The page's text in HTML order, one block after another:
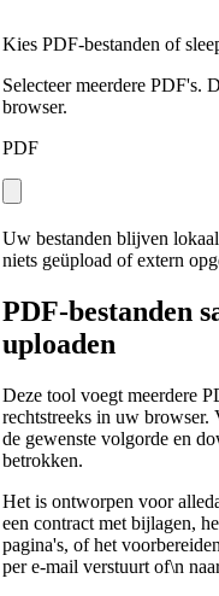
Kies PDF-bestanden of
Selecteer meerdere PDF's.
browser.
PDF
Uw bestanden blijven
niets geüpload of extern
PDF-bestanden
uploaden
Deze tool voegt meerdere
rechtstreeks in uw browser.
de gewenste volgorde en
betrokken.
Het is ontworpen voor
een contract met bijlagen,
pagina's, of het
per e-mail verstuurt of\n